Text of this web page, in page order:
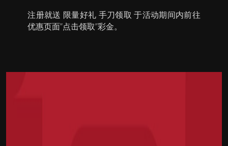
注册就送 限量好礼 手刀领取 于活动期间内前往
优惠页面”点击领取”彩金。